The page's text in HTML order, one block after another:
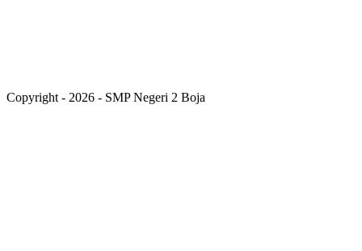
Copyright - 2026 - SMP Negeri 2 Boja